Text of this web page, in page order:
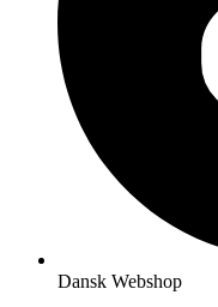
Dansk Webshop